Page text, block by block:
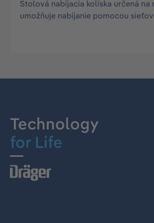
Stolová nabíjacia kolíska určená
umožňuje nabíjanie pomocou
Technology
for Life